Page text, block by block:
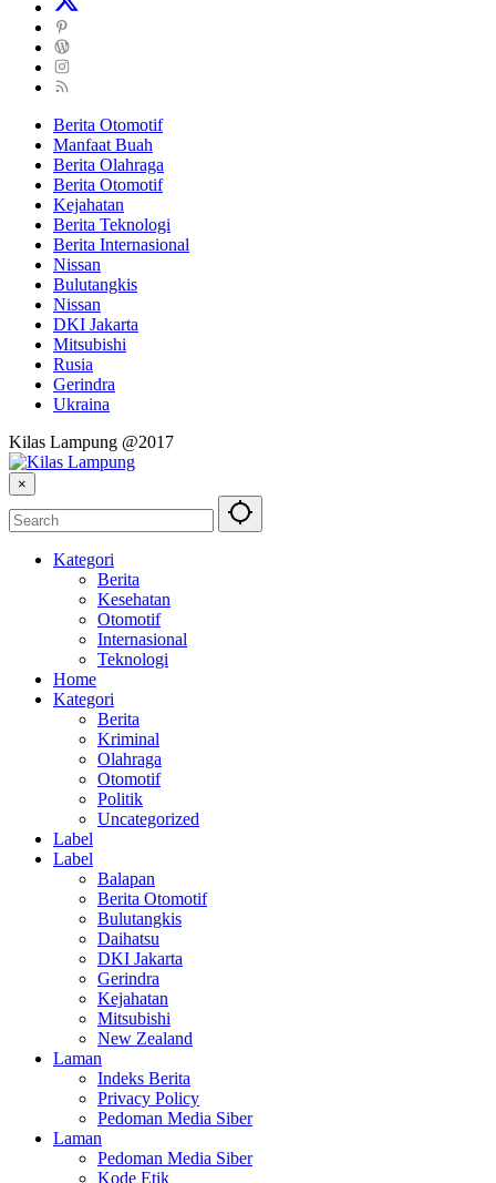
Berita Otomotif
Manfaat Buah
Berita Olahraga
Berita Otomotif
Kejahatan
Berita Teknologi
Berita Internasional
Nissan
Bulutangkis
Nissan
DKI Jakarta
Mitsubishi
Rusia
Gerindra
Ukraina
Kilas Lampung @2017
×
Kategori
Berita
Kesehatan
Otomotif
Internasional
Teknologi
Home
Kategori
Berita
Kriminal
Olahraga
Otomotif
Politik
Uncategorized
Label
Label
Balapan
Berita Otomotif
Bulutangkis
Daihatsu
DKI Jakarta
Gerindra
Kejahatan
Mitsubishi
New Zealand
Laman
Indeks Berita
Privacy Policy
Pedoman Media Siber
Laman
Pedoman Media Siber
Kode Etik